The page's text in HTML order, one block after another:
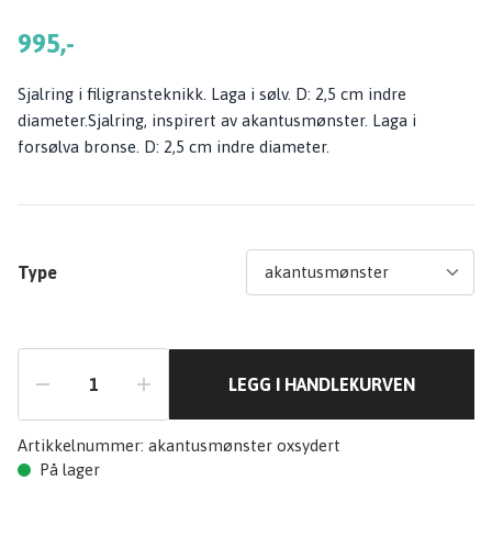
995,-
Sjalring i filigransteknikk. Laga i sølv. D: 2,5 cm indre
diameter.Sjalring, inspirert av akantusmønster. Laga i
forsølva bronse. D: 2,5 cm indre diameter.
Type
LEGG I HANDLEKURVEN
Artikkelnummer: akantusmønster oxsydert
På lager